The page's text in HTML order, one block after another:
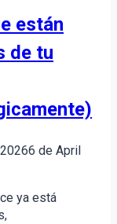
están
de tu
6 de April
ya está